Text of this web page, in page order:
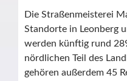
Die Straßenmeisterei
Standorte in Leonberg
werden künftig rund
nördlichen Teil des
gehören außerdem 45